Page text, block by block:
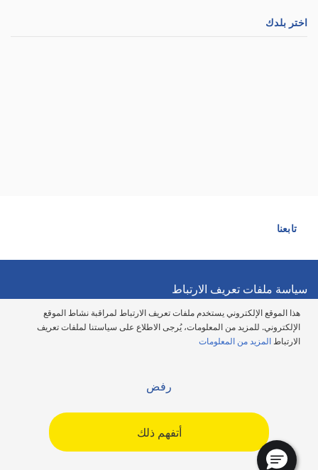
هذا الموقع الإلكتروني يستخدم ملفات تعريف الارتباط لمراقبة نشاط الموقع
الإلكتروني. للمزيد من المعلومات، يُرجى الاطلاع على سياستنا لملفات تعريف
الارتباطالمزيد من المعلومات
رفض
أتفهم ذلك
اختر بلدك
تابعنا
سياسة ملفات تعريف الارتباط
سياسة الخصوصية
مدونة الأخلاق